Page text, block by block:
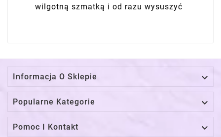
wilgotną szmatką i od razu wysuszyć
Informacja O Sklepie 
Popularne Kategorie 
Pomoc I Kontakt 